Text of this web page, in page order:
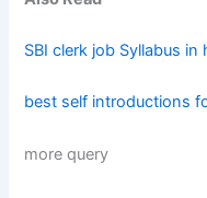
SBI clerk job Syllabus
best self introductions
more query